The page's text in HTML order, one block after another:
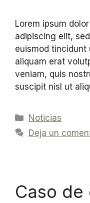
Lorem ipsum
adipiscing elit,
euismod tincidunt
aliquam erat
veniam, quis
suscipit nisl ut
Noticias
Deja un
Caso de